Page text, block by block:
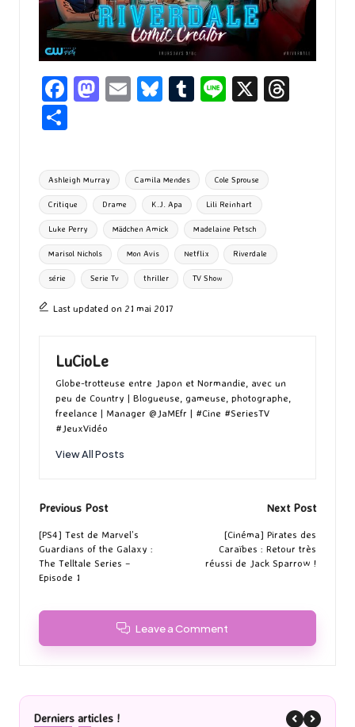
Fa
o
o
k
M
d
o
n
E
l
Bl
ky
T
bl
r
Li X
ta
g
er
Tags:
Ashleigh Murray Camila Mendes Cole Sprouse
Critique Drame K.J. Apa Lili Reinhart
Luke Perry Mädchen Amick Madelaine Petsch
Marisol Nichols Mon Avis Netflix Riverdale
série Serie Tv thriller TV Show
Last updated on 21 mai 2017
LuCioLe
Globe-trotteuse entre Japon et Normandie, avec un
peu de Country | Blogueuse, gameuse, photographe,
freelance | Manager @JaMEfr | #Cine #SeriesTV
#JeuxVidéo
View All Posts
Post
navigation
Previous Post
[PS4] Test de Marvel’s
Guardians of the Galaxy :
The Telltale Series –
Episode 1
Next Post
[Cinéma] Pirates des
Caraïbes : Retour très
réussi de Jack Sparrow !
Leave a Comment
Derniers articles !